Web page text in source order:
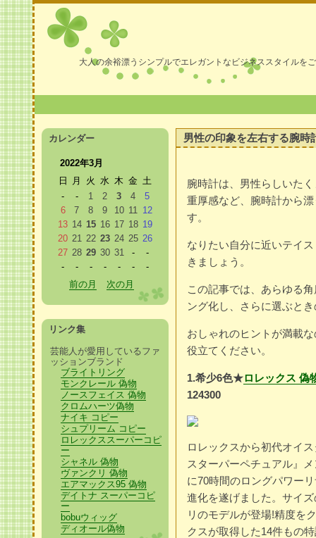
大人の余裕漂うシンプルでエレガントなビジネススタイルを
男性の印象を左右する腕時
腕時計は、男性らしいた
重厚感など、腕時計から
す。
なりたい自分に近いテイ
きましょう。
この記事では、あらゆる
ング化し、さらに選ぶと
おしゃれのヒントが満載
役立てください。
1.希少6色★ロレックス 偽
124300
ロレックスから初代オイ
スターパーペチュア­ル』
に70時間のロングパワー
進化を遂げました。サイ
リのモデルが登場!精度を
ク­スが取得した14件もの
カレンダー
2022年3月
日
月 火 水 木 金 土
-
- 1 2 3 4
5
6
7 8 9 10 11 12
13 14 15 16 17 18 19
20 21 22 23 24 25 26
27 28 29 30 31 -
-
-
- - - - -
-
前の月
次の月
リンク集
芸能人が愛用しているファ
ッションブランド
ブライトリング
モンクレール 偽物
ノースフェイス 偽物
クロムハーツ偽物
ナイキ コピー
シュプリーム コピー
ロレックススーパーコピ
ー
シャネル 偽物
ヴァンクリ 偽物
エアマックス95 偽物
デイトナ スーパーコピ
ー
bobuウィッグ
ディオール偽物